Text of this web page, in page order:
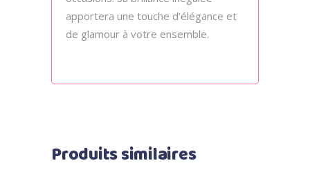
apportera une touche d’élégance et
de glamour à votre ensemble.
Produits similaires